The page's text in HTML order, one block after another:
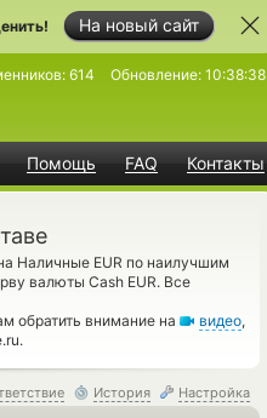
На новый сайт
Помощь FAQ Контакты
614 Обновление: 10:38:38
Наличные EUR по наилучшим
валюты Cash EUR. Все
обратить внимание на
видео,
История Настройка